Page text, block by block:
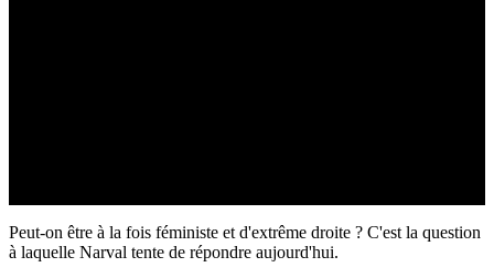
Peut-on être à la fois féministe et d'extrême droite ? C'est la question
à laquelle Narval tente de répondre aujourd'hui.